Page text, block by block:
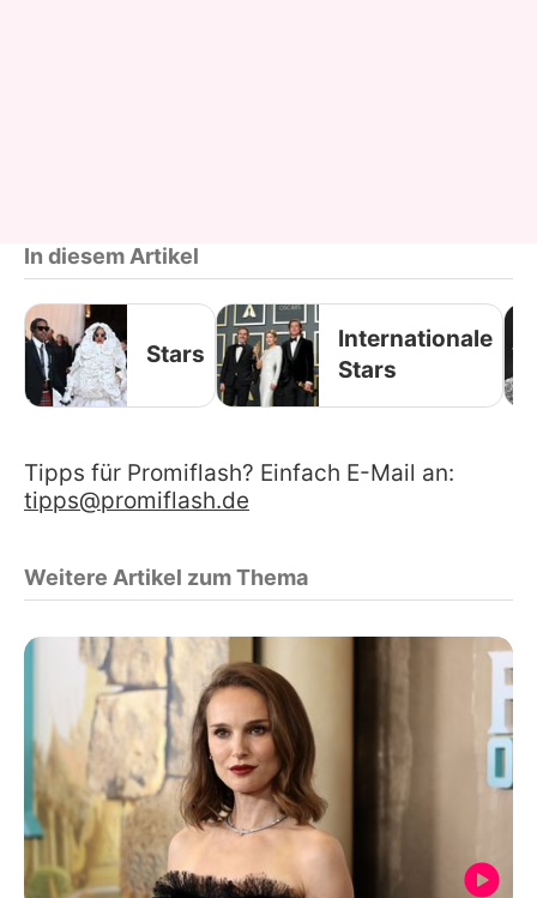
In diesem Artikel
Stars
Internationale
Stars
Tipps für Promiflash? Einfach E-Mail an:
tipps@promiflash.de
Weitere Artikel zum Thema